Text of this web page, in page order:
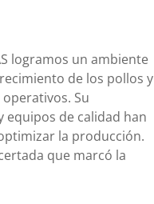
logramos un ambiente
de los pollos y
Su
equipos de calidad han
la producción.
que marcó la